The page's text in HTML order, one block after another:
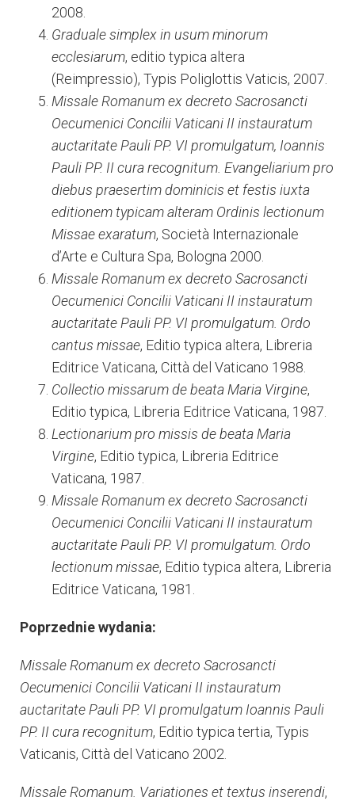
2008.
Graduale simplex in usum minorum
ecclesiarum, editio typica altera
(Reimpressio), Typis Poliglottis Vaticis, 2007.
Missale Romanum ex decreto Sacrosancti
Oecumenici Concilii Vaticani II instauratum
auctaritate Pauli PP. VI promulgatum, Ioannis
Pauli PP. II cura recognitum. Evangeliarium pro
diebus praesertim dominicis et festis iuxta
editionem typicam alteram Ordinis lectionum
Missae exaratum, Società Internazionale
d’Arte e Cultura Spa, Bologna 2000.
Missale Romanum ex decreto Sacrosancti
Oecumenici Concilii Vaticani II instauratum
auctaritate Pauli PP. VI promulgatum. Ordo
cantus missae, Editio typica altera, Libreria
Editrice Vaticana, Città del Vaticano 1988.
Collectio missarum de beata Maria Virgine,
Editio typica, Libreria Editrice Vaticana, 1987.
Lectionarium pro missis de beata Maria
Virgine, Editio typica, Libreria Editrice
Vaticana, 1987.
Missale Romanum ex decreto Sacrosancti
Oecumenici Concilii Vaticani II instauratum
auctaritate Pauli PP. VI promulgatum. Ordo
lectionum missae, Editio typica altera, Libreria
Editrice Vaticana, 1981.
Poprzednie wydania:
Missale Romanum ex decreto Sacrosancti
Oecumenici Concilii Vaticani II instauratum
auctaritate Pauli PP. VI promulgatum Ioannis Pauli
PP. II cura recognitum, Editio typica tertia, Typis
Vaticanis, Città del Vaticano 2002.
Missale Romanum. Variationes et textus inserendi,